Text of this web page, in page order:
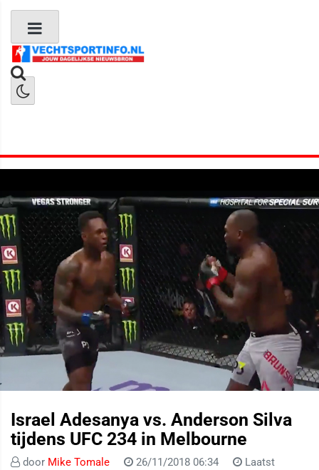
Israel Adesanya vs. Anderson Silva
tijdens UFC 234 in Melbourne
door Mike Tomale 26/11/2018 06:34
Laatst